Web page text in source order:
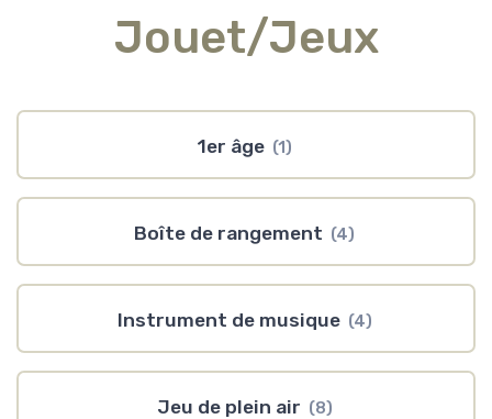
Jouet/Jeux
1er âge (1)
Boîte de rangement (4)
Instrument de musique (4)
Jeu de plein air (8)